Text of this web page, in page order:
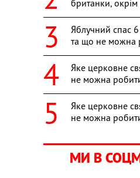
британки, окрім
Яблучний спас 6
та що не можна
Яке церковне
не можна
Яке церковне
не можна
МИ В